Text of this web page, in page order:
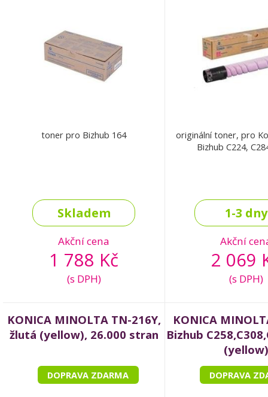
toner pro Bizhub 164
Skladem
Akční cena
1 788 Kč
(s DPH)
originální toner, pro
Bizhub C224,
1-3 dny
Akční
2 069
(s DPH)
KONICA MINOLTA TN-216Y,
žlutá (yellow), 26.000 stran
DOPRAVA ZDARMA
KONICA
Bizhub
(yellow)
DOPRAVA